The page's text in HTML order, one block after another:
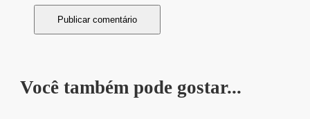
Você também pode gostar...